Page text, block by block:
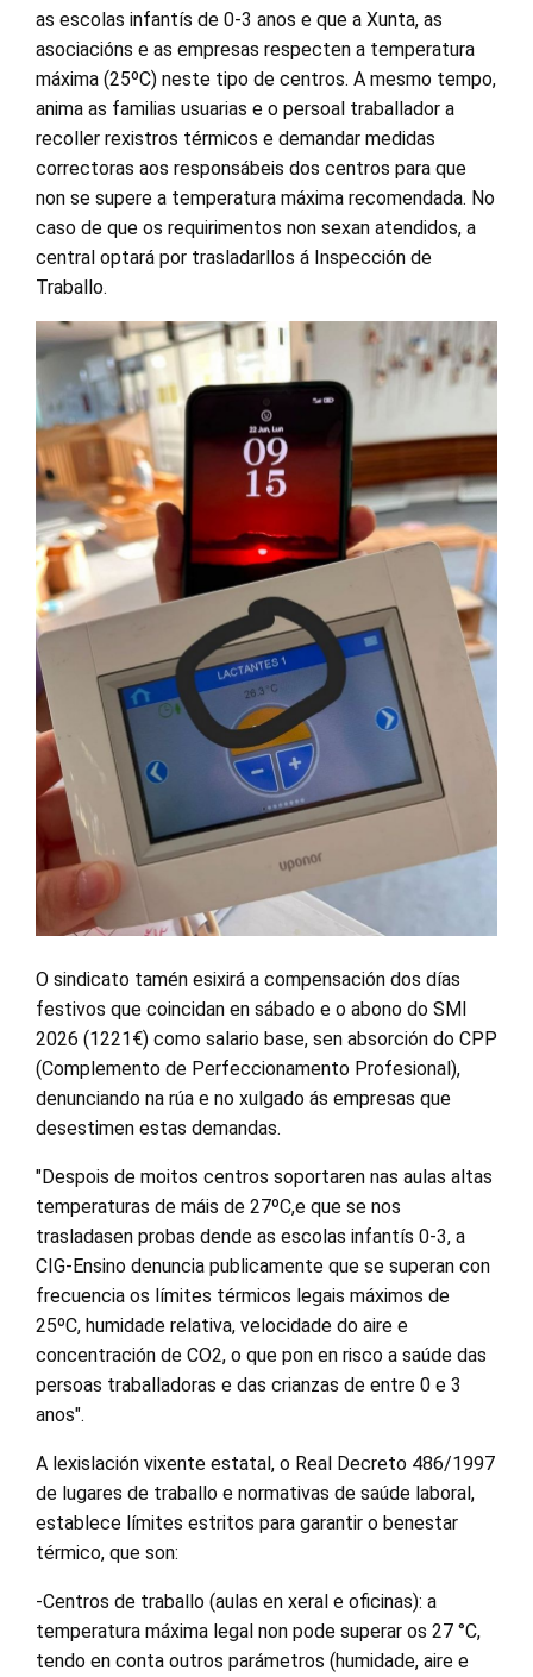
as escolas infantís de 0-3 anos e que a Xunta, as
asociacións e as empresas respecten a temperatura
máxima (25ºC) neste tipo de centros. A mesmo tempo,
anima as familias usuarias e o persoal traballador a
recoller rexistros térmicos e demandar medidas
correctoras aos responsábeis dos centros para que
non se supere a temperatura máxima recomendada. No
caso de que os requirimentos non sexan atendidos, a
central optará por trasladarllos á Inspección de
Traballo.
O sindicato tamén esixirá a compensación dos días
festivos que coincidan en sábado e o abono do SMI
2026 (1221€) como salario base, sen absorción do CPP
(Complemento de Perfeccionamento Profesional),
denunciando na rúa e no xulgado ás empresas que
desestimen estas demandas.
"Despois de moitos centros soportaren nas aulas altas
temperaturas de máis de 27ºC,e que se nos
trasladasen probas dende as escolas infantís 0-3, a
CIG-Ensino denuncia publicamente que se superan con
frecuencia os límites térmicos legais máximos de
25ºC, humidade relativa, velocidade do aire e
concentración de CO2, o que pon en risco a saúde das
persoas traballadoras e das crianzas de entre 0 e 3
anos".
A lexislación vixente estatal, o Real Decreto 486/1997
de lugares de traballo e normativas de saúde laboral,
establece límites estritos para garantir o benestar
térmico, que son:
-Centros de traballo (aulas en xeral e oficinas): a
temperatura máxima legal non pode superar os 27 °C,
tendo en conta outros parámetros (humidade, aire e